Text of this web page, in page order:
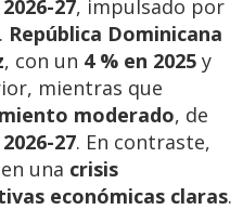
27, impulsado por
. República Dominicana
, con un 4 % en 2025 y
mientras que
moderado, de
27. En contraste,
una crisis
económicas claras.